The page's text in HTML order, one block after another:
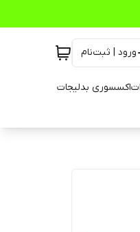
ورود | ثبت‌نام
اکسسوری بدلیجات